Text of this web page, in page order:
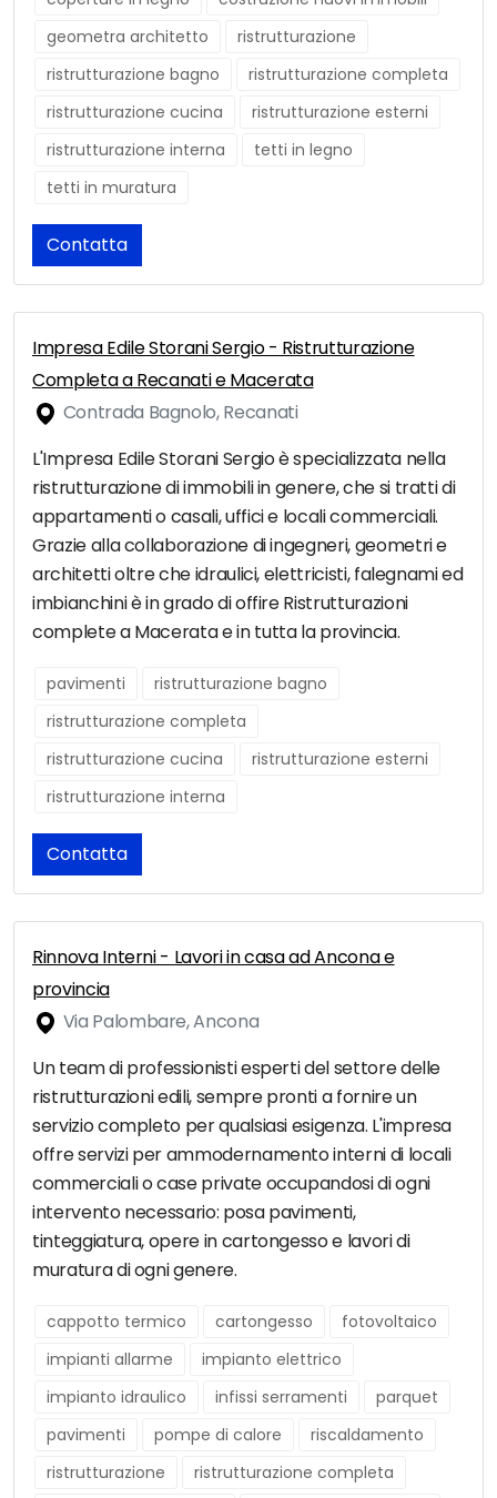
geometra architetto
ristrutturazione
ristrutturazione bagno
ristrutturazione completa
ristrutturazione cucina
ristrutturazione esterni
ristrutturazione interna
tetti in legno
tetti in muratura
Contatta
Impresa Edile Storani Sergio - Ristrutturazione
Completa a Recanati e Macerata
Contrada Bagnolo, Recanati
L'Impresa Edile Storani Sergio è specializzata nella
ristrutturazione di immobili in genere, che si tratti di
appartamenti o casali, uffici e locali commerciali.
Grazie alla collaborazione di ingegneri, geometri e
architetti oltre che idraulici, elettricisti, falegnami ed
imbianchini è in grado di offire Ristrutturazioni
complete a Macerata e in tutta la provincia.
pavimenti
ristrutturazione bagno
ristrutturazione completa
ristrutturazione cucina
ristrutturazione esterni
ristrutturazione interna
Contatta
Rinnova Interni - Lavori in casa ad Ancona e
provincia
Via Palombare, Ancona
Un team di professionisti esperti del settore delle
ristrutturazioni edili, sempre pronti a fornire un
servizio completo per qualsiasi esigenza. L'impresa
offre servizi per ammodernamento interni di locali
commerciali o case private occupandosi di ogni
intervento necessario: posa pavimenti,
tinteggiatura, opere in cartongesso e lavori di
muratura di ogni genere.
cappotto termico cartongesso
fotovoltaico
impianti allarme
impianto elettrico
impianto idraulico
infissi serramenti
parquet
pavimenti
pompe di calore
riscaldamento
ristrutturazione
ristrutturazione completa